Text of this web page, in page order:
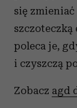
się zmieniać
poleca je,
i czyszczą
Zobacz agd